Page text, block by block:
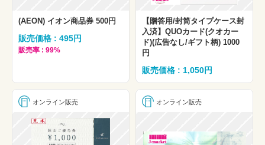
(AEON) イオン商品券 500円
販売価格 : 495円
販売率 : 99%
【贈答用/封筒タイプケース封
入済】QUOカード(クオカー
ド)(広告なし/ギフト柄) 1000
円
販売価格 : 1,050円
オンライン販売 オンライン販売